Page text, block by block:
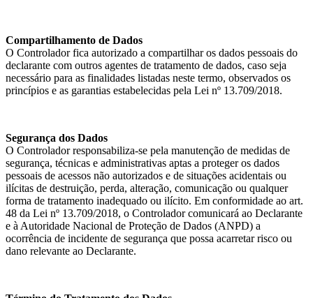
Compartilhamento de Dados
O Controlador fica autorizado a compartilhar os dados pessoais do
declarante com outros agentes de tratamento de dados, caso seja
necessário para as finalidades listadas neste termo, observados os
princípios e as garantias estabelecidas pela Lei nº 13.709/2018.
Segurança dos Dados
O Controlador responsabiliza-se pela manutenção de medidas de
segurança, técnicas e administrativas aptas a proteger os dados
pessoais de acessos não autorizados e de situações acidentais ou
ilícitas de destruição, perda, alteração, comunicação ou qualquer
forma de tratamento inadequado ou ilícito. Em conformidade ao art.
48 da Lei nº 13.709/2018, o Controlador comunicará ao Declarante
e à Autoridade Nacional de Proteção de Dados (ANPD) a
ocorrência de incidente de segurança que possa acarretar risco ou
dano relevante ao Declarante.